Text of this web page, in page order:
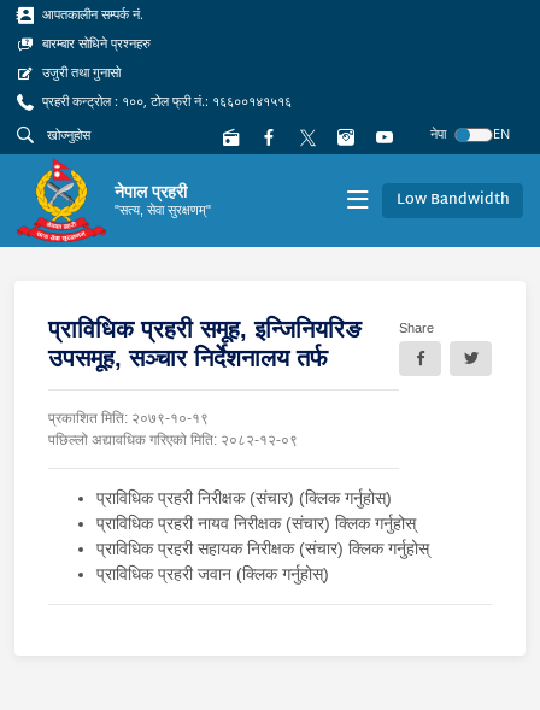
आपतकालीन सम्पर्क नं.
बारम्बार सोधिने प्रश्नहरु
उजुरी तथा गुनासो
प्रहरी कन्ट्रोल : १००, टोल फ्री नं.: १६६००१४१५१६
नेपा
EN
नेपाल प्रहरी
"सत्य, सेवा सुरक्षणम्" Low Bandwidth
प्राविधिक प्रहरी समूह, इन्जिनियरिङ
उपसमूह, सञ्चार निर्देशनालय तर्फ
प्रकाशित मिति: २०७९-१०-१९
पछिल्लो अद्यावधिक गरिएको मिति: २०८२-१२-०९
Share
प्राविधिक प्रहरी निरीक्षक (संचार) (क्लिक गर्नुहोस्)
प्राविधिक प्रहरी नायव निरीक्षक (संचार) क्लिक गर्नुहोस्
प्राविधिक प्रहरी सहायक निरीक्षक (संचार) क्लिक गर्नुहोस्
प्राविधिक प्रहरी जवान (क्लिक गर्नुहोस्)